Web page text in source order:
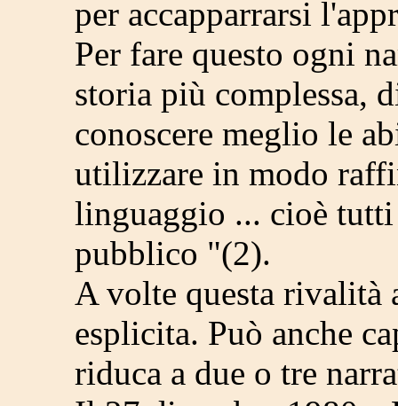
per accapparrarsi
Per fare questo ogni
storia più complessa,
conoscere meglio le
utilizzare in modo
linguaggio ... cioè
pubblico "(2).
A volte questa rivalità
esplicita. Può anche
riduca a due o tre